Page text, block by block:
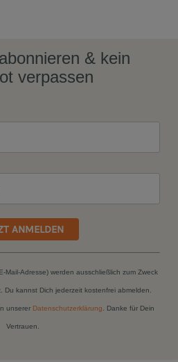
& kein
verpassen
ANMELDEN
Mail-Adresse) werden ausschließlich zum Zweck
kannst Dich jederzeit kostenfrei abmelden.
unserer Datenschutzerklärung . Danke für Dein
Vertrauen.